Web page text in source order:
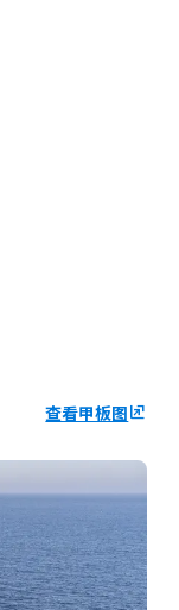
查看甲板图ungroup